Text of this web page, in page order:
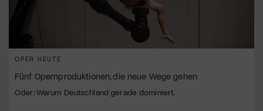
OPER HEUTE
Fünf Opernproduktionen, die neue Wege gehen
Oder: Warum Deutschland gerade dominiert.